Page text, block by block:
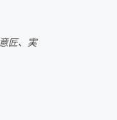
匠、実